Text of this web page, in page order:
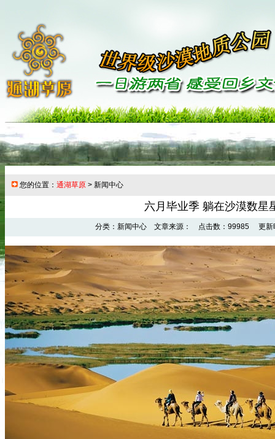
您的位置： 通湖草原> 新闻中心
六月毕业季 躺在沙漠数星
分类：新闻中心 文章来源： 点击数：99985 更新